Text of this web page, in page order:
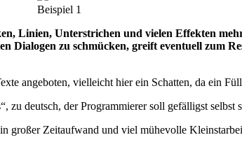
Beispiel 1
Linien, Unterstrichen und vielen Effekten
zu schmücken, greift eventuell zum
angeboten, vielleicht hier ein Schatten, da ein
zu deutsch, der Programmierer soll gefälligst selbst
großer Zeitaufwand und viel mühevolle